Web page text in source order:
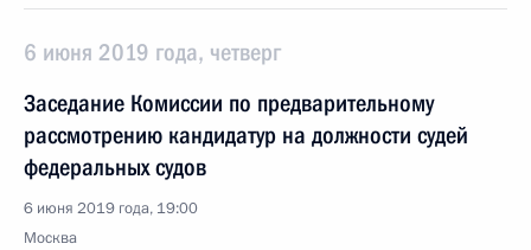
6 июня 2019 года, четверг
Заседание Комиссии по предварительному
рассмотрению кандидатур на должности судей
федеральных судов
6 июня 2019 года, 19:00
Москва